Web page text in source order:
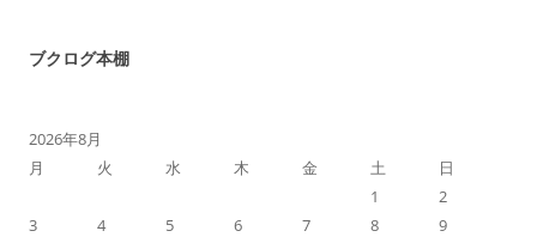
ブクログ本棚
2026年8月
月
火 水 木 金 土
日
1
2
3
4 5 6 7 8
9